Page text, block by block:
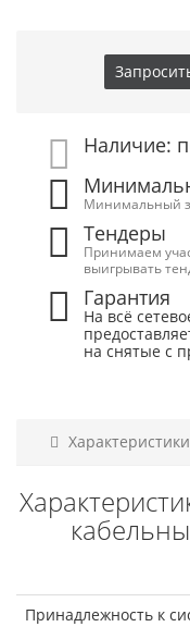
Наличие:
Минимальный
Тендеры
Принимаем
выигрывать
Гарантия
На всё
на снятые с
Характеристики
Принадлежность к